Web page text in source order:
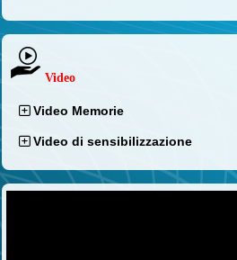
Video
Video Memorie
Video di sensibilizzazione